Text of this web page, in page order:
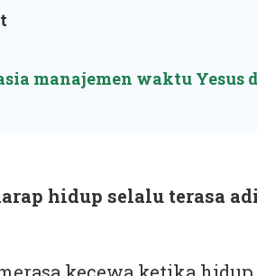
manajemen waktu
hidup selalu terasa
kecewa ketika